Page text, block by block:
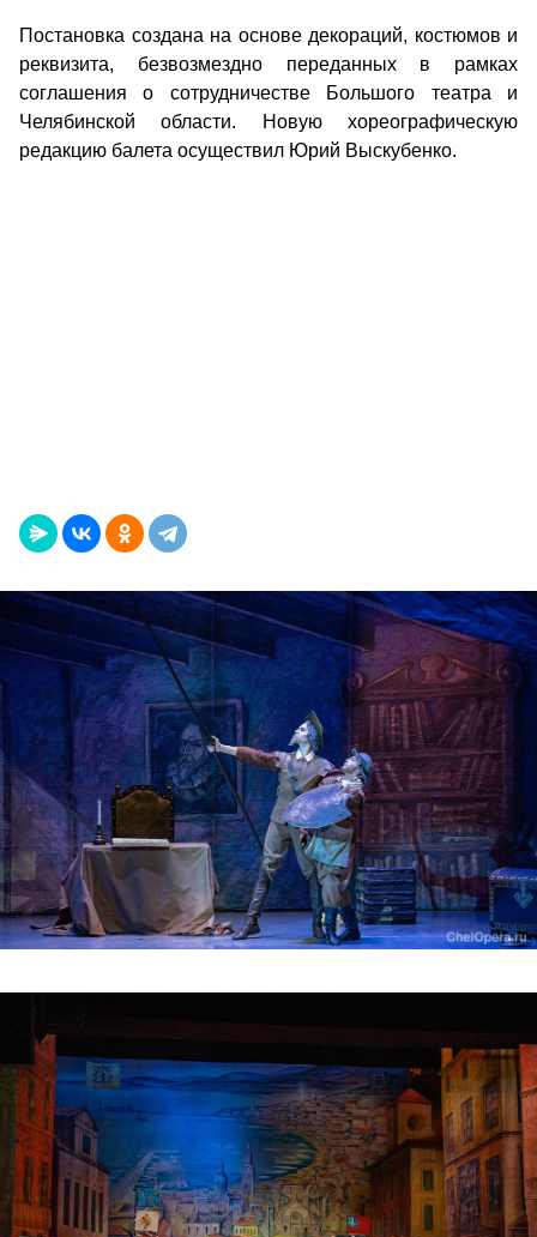
Постановка создана на основе декораций, костюмов и
реквизита, безвозмездно переданных в рамках
соглашения о сотрудничестве Большого театра и
Челябинской области. Новую хореографическую
редакцию балета осуществил Юрий Выскубенко.